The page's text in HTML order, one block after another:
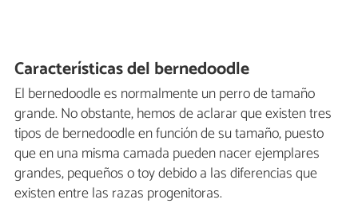
Características del bernedoodle
El bernedoodle es normalmente un perro de tamaño
grande. No obstante, hemos de aclarar que existen tres
tipos de bernedoodle en función de su tamaño, puesto
que en una misma camada pueden nacer ejemplares
grandes, pequeños o toy debido a las diferencias que
existen entre las razas progenitoras.